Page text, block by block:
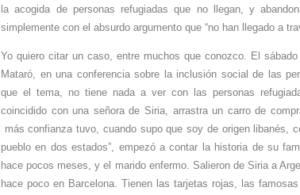
la acogida de personas refugiadas que no llegan, y
simplemente con el absurdo argumento que “no han llegado a
Yo quiero citar un caso, entre muchos que conozco. El
Mataró, en una conferencia sobre la inclusión social de las
que el tema, no tiene nada a ver con las personas
coincidido con una señora de Siria, arrastra un carro de
más confianza tuvo, cuando supo que soy de origen libanés,
pueblo en dos estados”, empezó a contar la historia de su
hace pocos meses, y el marido enfermo. Salieron de Siria a
hace poco en Barcelona. Tienen las tarjetas rojas, las